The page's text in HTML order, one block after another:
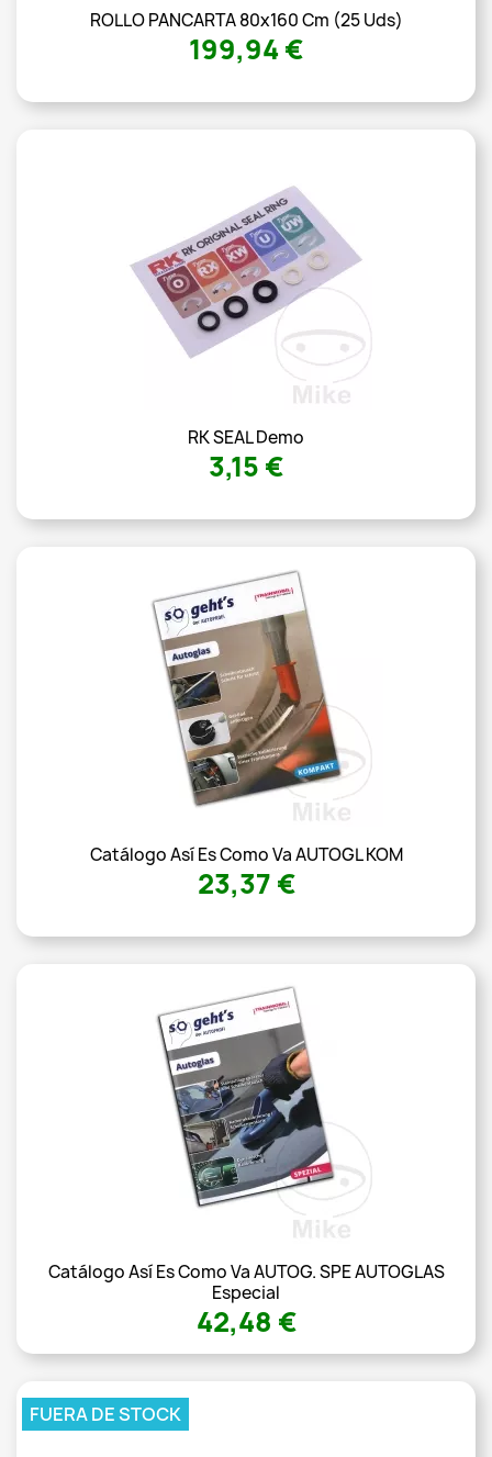
ROLLO PANCARTA 80x160 Cm (25 Uds)
199,94 €
RK SEAL Demo
3,15 €
Catálogo Así Es Como Va AUTOGL KOM
23,37 €
Catálogo Así Es Como Va AUTOG. SPE AUTOGLAS
Especial
42,48 €
FUERA DE STOCK